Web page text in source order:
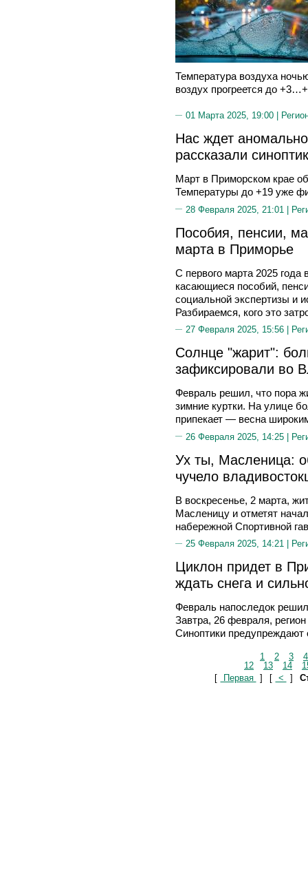
Температура воздуха
воздух прогреется до
01 Марта 2025, 19:00 |
Нас ждет
рассказали
Март в Приморском крае
Температуры до +19 уже
28 Февраля 2025, 21:01 |
Пособия, пенсии,
марта в Приморье
С первого марта 2025 года
касающиеся пособий,
социальной экспертизы и
Разбираемся, кого это
27 Февраля 2025, 15:56 |
Солнце "жарит":
зафиксировали во
Февраль решил, что пора
зимние куртки. На улице
припекает — весна
26 Февраля 2025, 14:25 |
Ух ты, Масленица:
чучело
В воскресенье, 2 марта,
Масленицу и отметят
набережной Спортивной
25 Февраля 2025, 14:21 |
Циклон придет в
ждать снега и
Февраль напоследок
Завтра, 26 февраля,
Синоптики предупреждают
1 2 3
4
12
13 14
[
Первая ] [ < ]